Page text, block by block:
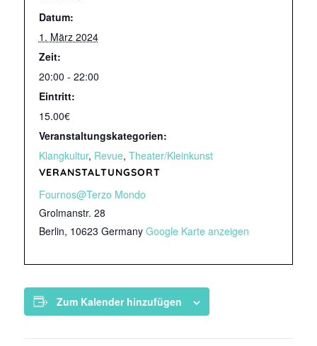
Datum:
1. März 2024
Zeit:
20:00 - 22:00
Eintritt:
15.00€
Veranstaltungskategorien:
Klangkultur, Revue, Theater/Kleinkunst
VERANSTALTUNGSORT
Fournos@Terzo Mondo
Grolmanstr. 28
Berlin, 10623 Germany Google Karte anzeigen
Zum Kalender hinzufügen